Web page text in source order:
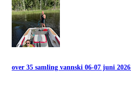
over 35 samling vannski 06-07 juni 2026